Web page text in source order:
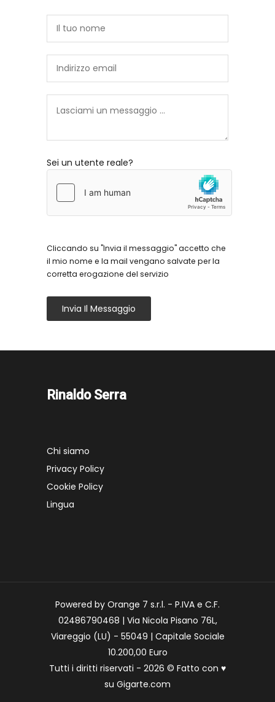
Sei un utente reale?
Cliccando su "Invia il messaggio" accetto che
il mio nome e la mail vengano salvate per la
corretta erogazione del servizio
Invia Il Messaggio
Rinaldo Serra
Chi siamo
Privacy Policy
Cookie Policy
Lingua
Powered by Orange 7 s.r.l. - P.IVA e C.F.
02486790468 | Via Nicola Pisano 76L,
Viareggio (LU) - 55049 | Capitale Sociale
10.200,00 Euro
Tutti i diritti riservati - 2026 © Fatto con ♥
su Gigarte.com